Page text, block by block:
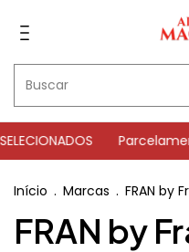
Início . Marcas . FRAN by
FRAN by